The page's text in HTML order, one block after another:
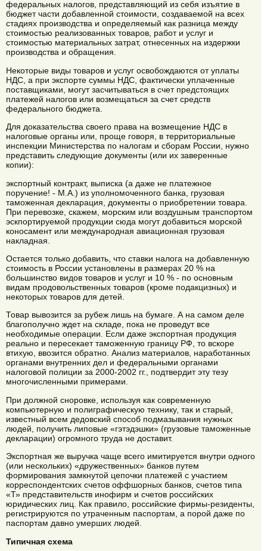
федеральных налогов, представляющий из себя изъятие в
бюджет части добавленной стоимости, создаваемой на всех
стадиях производства и определяемый как разница между
стоимостью реализованных товаров, работ и услуг и
стоимостью материальных затрат, отнесенных на издержки
производства и обращения.
Некоторые виды товаров и услуг освобождаются от уплаты
НДС, а при экспорте суммы НДС, фактически уплаченные
поставщиками, могут засчитываться в счет предстоящих
платежей налогов или возмещаться за счет средств
федерального бюджета.
Для доказательства своего права на возмещение НДС в
налоговые органы или, проще говоря, в территориальные
инспекции Министерства по налогам и сборам России, нужно
представить следующие документы (или их заверенные
копии):
экспортный контракт, выписка (а даже не платежное
поручение! - М.А.) из уполномоченного банка, грузовая
таможенная декларация, документы о приобретении товара.
При перевозке, скажем, морским или воздушным транспортом
эскпортируемой продукции сюда могут добавиться морской
коносамент или международная авиационная грузовая
накладная.
Остается только добавить, что ставки налога на добавленную
стоимость в России установлены в размерах 20 % на
большинство видов товаров и услуг и 10 % - по основным
видам продовольственных товаров (кроме подакцизных) и
некоторых товаров для детей.
Товар вывозится за рубеж лишь на бумаге. А на самом деле
благополучно ждет на складе, пока не проведут все
необходимые операции. Если даже экспортная продукция
реально и пересекает таможенную границу РФ, то вскоре
втихую, ввозится обратно. Анализ материалов, наработанных
органами внутренних дел и федеральными органами
налоговой полиции за 2000-2002 гг., подтвердит эту тезу
многочисленными примерами.
При должной сноровке, используя как современную
компьютерную и полиграфическую технику, так и старый,
известный всем дедовский способ подмазывания нужных
людей, получить липовые «гэтэдэшки» (грузовые таможенные
декларации) огромного труда не доставит.
Экспортная же выручка чаще всего имитируется внутри одного
(или нескольких) «дружественных» банков путем
формирования замкнутой цепочки платежей с участием
корреспондентских счетов оффшорных банков, счетов типа
«Т» представительств инофирм и счетов российских
юридических лиц. Как правило, российские фирмы-резиденты,
регистрируются по утраченным паспортам, а порой даже по
паспортам давно умерших людей.
Типичная схема